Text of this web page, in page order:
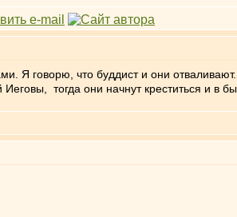
Я говорю, что буддист и они
тогда они начнут креститься и в